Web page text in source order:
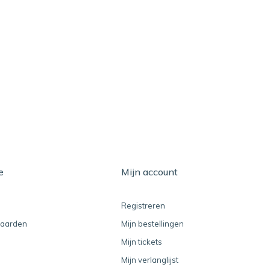
Mijn account
Registreren
Mijn bestellingen
Mijn tickets
Mijn verlanglijst